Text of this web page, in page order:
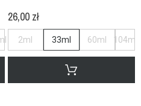
26,00 zł
2ml 33ml 60ml 104ml